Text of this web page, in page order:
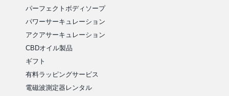
パーフェクトボディソープ
パワーサーキュレーション
アクアサーキュレーション
CBDオイル製品
ギフト
有料ラッピングサービス
電磁波測定器レンタル